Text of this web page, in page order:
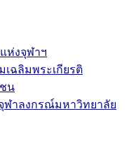
ห่งจุฬาฯ
ฉลิมพระเกียรติ
น
ฬาลงกรณ์มหาวิทยาลัย